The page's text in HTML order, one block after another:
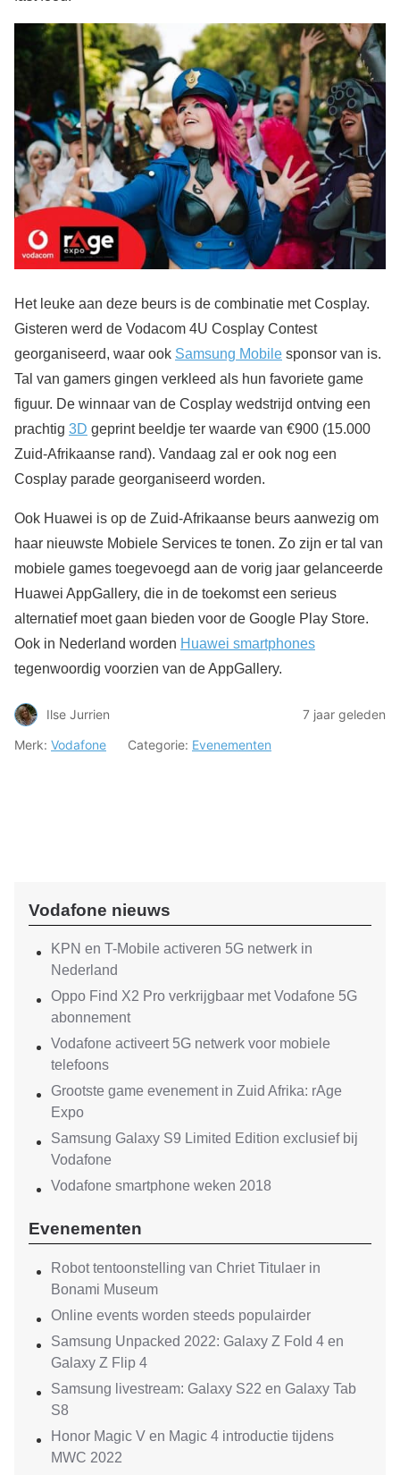
Het leuke aan deze beurs is de combinatie met Cosplay.
Gisteren werd de Vodacom 4U Cosplay Contest
georganiseerd, waar ook Samsung Mobile sponsor van is.
Tal van gamers gingen verkleed als hun favoriete game
figuur. De winnaar van de Cosplay wedstrijd ontving een
prachtig 3D geprint beeldje ter waarde van €900 (15.000
Zuid-Afrikaanse rand). Vandaag zal er ook nog een
Cosplay parade georganiseerd worden.
Ook Huawei is op de Zuid-Afrikaanse beurs aanwezig om
haar nieuwste Mobiele Services te tonen. Zo zijn er tal van
mobiele games toegevoegd aan de vorig jaar gelanceerde
Huawei AppGallery, die in de toekomst een serieus
alternatief moet gaan bieden voor de Google Play Store.
Ook in Nederland worden Huawei smartphones
tegenwoordig voorzien van de AppGallery.
Ilse Jurrien
7 jaar geleden
Merk: Vodafone Categorie: Evenementen
Vodafone nieuws
KPN en T-Mobile activeren 5G netwerk in
Nederland
Oppo Find X2 Pro verkrijgbaar met Vodafone 5G
abonnement
Vodafone activeert 5G netwerk voor mobiele
telefoons
Grootste game evenement in Zuid Afrika: rAge
Expo
Samsung Galaxy S9 Limited Edition exclusief bij
Vodafone
Vodafone smartphone weken 2018
Evenementen
Robot tentoonstelling van Chriet Titulaer in
Bonami Museum
Online events worden steeds populairder
Samsung Unpacked 2022: Galaxy Z Fold 4 en
Galaxy Z Flip 4
Samsung livestream: Galaxy S22 en Galaxy Tab
S8
Honor Magic V en Magic 4 introductie tijdens
MWC 2022